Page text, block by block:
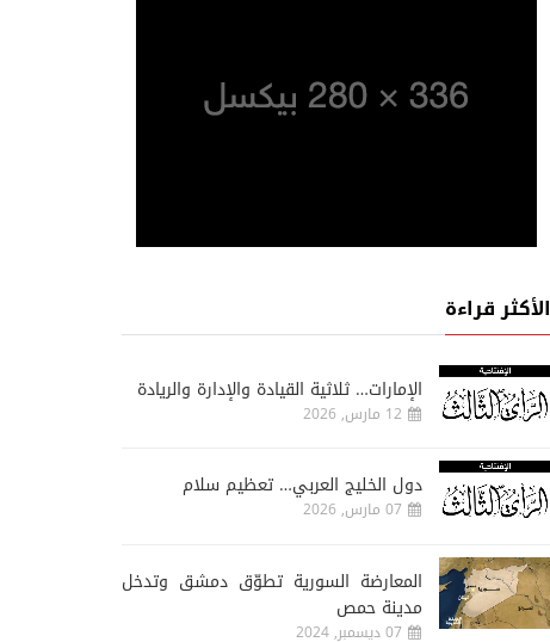
الأكثر قراءة
الإمارات… ثلاثية القيادة والإدارة والريادة
12 مارس, 2026
دول الخليج العربي… تعظيم سلام
07 مارس, 2026
المعارضة السورية تطوّق دمشق وتدخل
مدينة حمص
07 ديسمبر, 2024